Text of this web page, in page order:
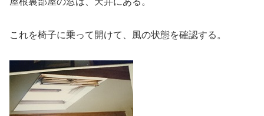
これを椅子に乗って開けて、風の状態を確認する。